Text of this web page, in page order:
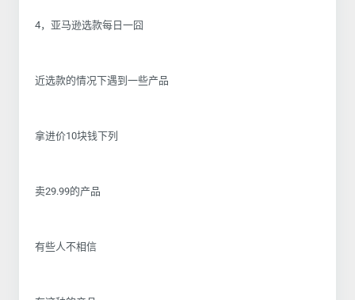
4，亚马逊选款每日一囧
近选款的情况下遇到一些产品
拿进价10块钱下列
卖29.99的产品
有些人不相信